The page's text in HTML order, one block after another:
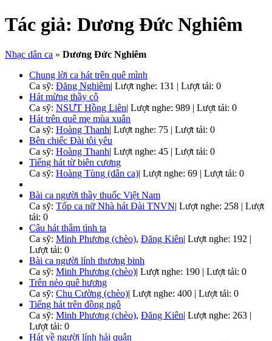
Tác giả: Dương Đức Nghiêm
Nhạc dân ca » Dương Đức Nghiêm
Chung lời ca hát trên quê mình
Ca sỹ: Đăng Nghiêm| Lượt nghe: 131 | Lượt tải: 0
Hát mừng thầy cô
Ca sỹ: NSƯT Hồng Liên| Lượt nghe: 989 | Lượt tải: 0
Hát trên quê mẹ mùa xuân
Ca sỹ: Hoàng Thanh| Lượt nghe: 75 | Lượt tải: 0
Bên chiếc Đài tôi yêu
Ca sỹ: Hoàng Thanh| Lượt nghe: 45 | Lượt tải: 0
Tiếng hát từ biên cương
Ca sỹ: Hoàng Tùng (dân ca)| Lượt nghe: 69 | Lượt tải: 0
Bài ca người thầy thuốc Việt Nam
Ca sỹ: Tốp ca nữ Nhà hát Đài TNVN| Lượt nghe: 258 | Lượt
tải: 0
Câu hát thắm tình ta
Ca sỹ: Minh Phương (chèo), Đăng Kiên| Lượt nghe: 192 |
Lượt tải: 0
Bài ca người lính thương binh
Ca sỹ: Minh Phương (chèo)| Lượt nghe: 190 | Lượt tải: 0
Trên nẻo quê hương
Ca sỹ: Chu Cường (chèo)| Lượt nghe: 400 | Lượt tải: 0
Tiếng hát trên đồng ngô
Ca sỹ: Minh Phương (chèo), Đăng Kiên| Lượt nghe: 263 |
Lượt tải: 0
Hát về người lính hải quân